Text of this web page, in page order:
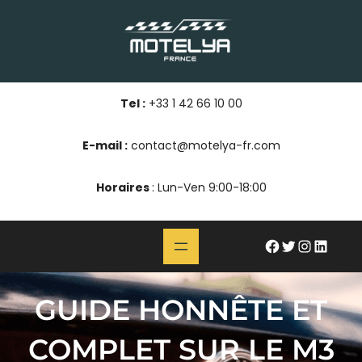
Tel :+33 1 42 66 10 00
E-mail :contact@motelya-fr.com
Horaires: Lun-Ven 9:00-18:00
#Twitter InstagramLinkedIn
GUIDE HONNÊTE ET
COMPLET SUR LE M3